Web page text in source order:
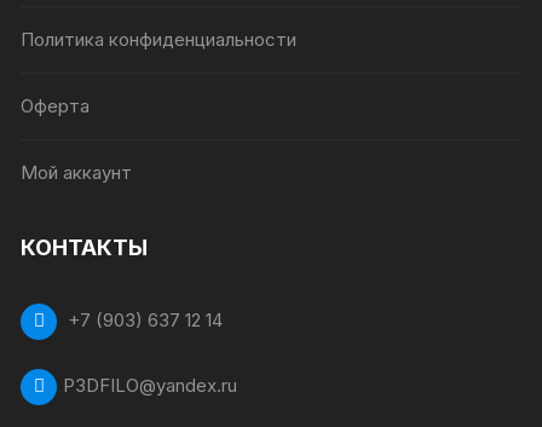
Политика конфиденциальности
Оферта
Мой аккаунт
КОНТАКТЫ
+7 (903) 637 12 14
P3DFILO@yandex.ru